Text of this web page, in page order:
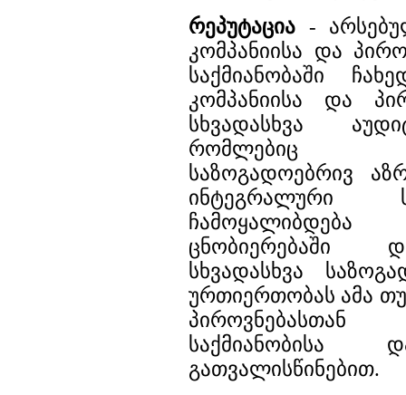
რეპუტაცია -
კომპანიისა და
საქმიანობაში
კომპანიისა და
სხვადასხვა
რომლებიც
საზოგადოებრივ
ინტეგრალური
ცნობიერებაში
სხვადასხვა
ურთიერთობას ამა
საქმიანობისა
გათვალისწინებით.